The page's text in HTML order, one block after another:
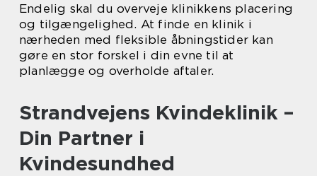
Endelig skal du overveje klinikkens placering
og tilgængelighed. At finde en klinik i
nærheden med fleksible åbningstider kan
gøre en stor forskel i din evne til at
planlægge og overholde aftaler.
Strandvejens Kvindeklinik –
Din Partner i
Kvindesundhed